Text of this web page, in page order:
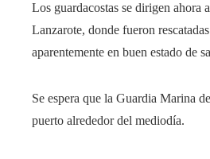
Los guardacostas se dirigen ahora
Lanzarote, donde fueron
aparentemente en buen estado de
Se espera que la Guardia Marina
puerto alrededor del mediodía.